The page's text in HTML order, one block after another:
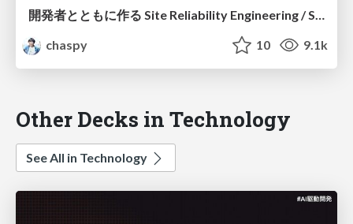
開発者とともに作る Site Reliability Engineering / SREing with Developers
chaspy
10 9.1k
Other Decks in Technology
See All in Technology